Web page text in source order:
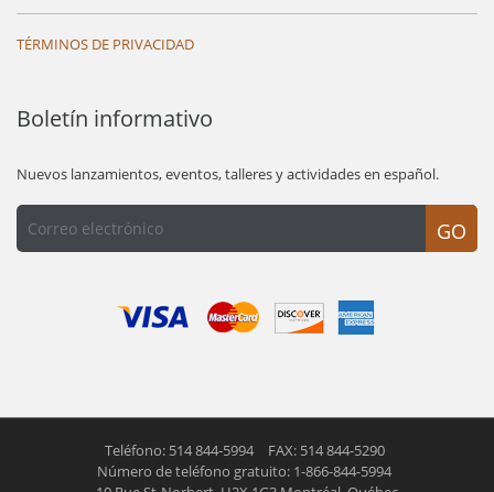
TÉRMINOS DE PRIVACIDAD
Boletín informativo
Nuevos lanzamientos, eventos, talleres y actividades en español.
GO
Teléfono: 514 844-5994
FAX: 514 844-5290
Número de teléfono gratuito: 1-866-844-5994